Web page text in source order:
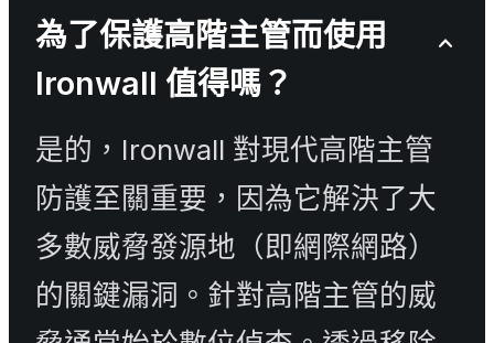
為了保護高階主管而使用
Ironwall 值得嗎？
是的，Ironwall 對現代高階主管
防護至關重要，因為它解決了大
多數威脅發源地（即網際網路）
的關鍵漏洞。針對高階主管的威